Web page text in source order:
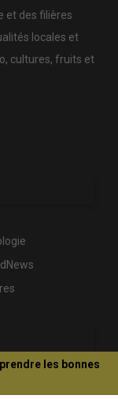
et des filières
locales et
cultures, fruits et
les bonnes